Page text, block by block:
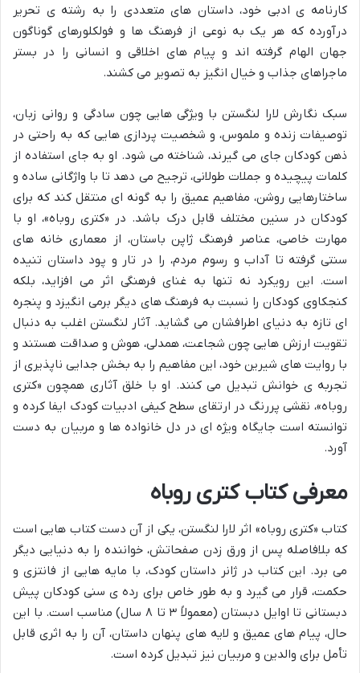
کارنامه ی ادبی خود، داستان های متعددی را به رشته ی تحریر
درآورده که هر یک به نوعی از فرهنگ ها و فولکلورهای گوناگون
جهان الهام گرفته اند و پیام های اخلاقی و انسانی را در بستر
ماجراهای جذاب و خیال انگیز به تصویر می کشند.
سبک نگارش لارا لنگستن با ویژگی هایی چون سادگی و روانی زبان،
توصیفات زنده و ملموس، و شخصیت پردازی هایی که به راحتی در
ذهن کودکان جای می گیرند، شناخته می شود. او به جای استفاده از
کلمات پیچیده و جملات طولانی، ترجیح می دهد تا با واژگانی ساده و
ساختارهایی روشن، مفاهیم عمیق را به گونه ای منتقل کند که برای
کودکان در سنین مختلف قابل درک باشد. در «کتری روباه»، او با
مهارت خاصی، عناصر فرهنگ ژاپن باستان، از معماری خانه های
سنتی گرفته تا آداب و رسوم مردم، را در تار و پود داستان تنیده
است. این رویکرد نه تنها به غنای فرهنگی اثر می افزاید، بلکه
کنجکاوی کودکان را نسبت به فرهنگ های دیگر برمی انگیزد و پنجره
ای تازه به دنیای اطرافشان می گشاید. آثار لنگستن اغلب به دنبال
تقویت ارزش هایی چون شجاعت، همدلی، هوش و صداقت هستند و
با روایت های شیرین خود، این مفاهیم را به بخش جدایی ناپذیری از
تجربه ی خوانش تبدیل می کنند. او با خلق آثاری همچون «کتری
روباه»، نقشی پررنگ در ارتقای سطح کیفی ادبیات کودک ایفا کرده و
توانسته است جایگاه ویژه ای در دل خانواده ها و مربیان به دست
آورد.
معرفی کتاب کتری روباه
کتاب «کتری روباه» اثر لارا لنگستن، یکی از آن دست کتاب هایی است
که بلافاصله پس از ورق زدن صفحاتش، خواننده را به دنیایی دیگر
می برد. این کتاب در ژانر داستان کودک، با مایه هایی از فانتزی و
حکمت، قرار می گیرد و به طور خاص برای رده ی سنی کودکان پیش
دبستانی تا اوایل دبستان (معمولاً ۳ تا ۸ سال) مناسب است. با این
حال، پیام های عمیق و لایه های پنهان داستان، آن را به اثری قابل
تأمل برای والدین و مربیان نیز تبدیل کرده است.